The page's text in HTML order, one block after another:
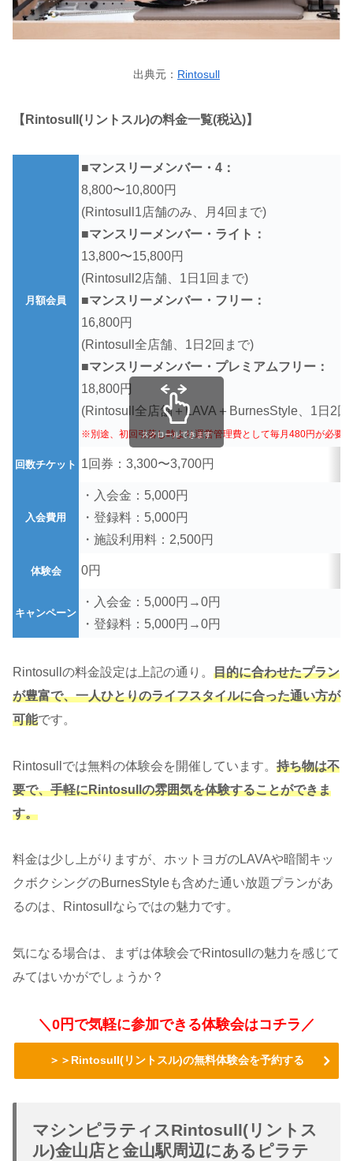
出典元： Rintosull
【Rintosull(リントスル)の料金一覧(税込)】
月額会員
■マンスリーメンバー・4：
8,800〜10,800円
(Rintosull1店舗のみ、月4回まで)
■マンスリーメンバー・ライト：
13,800〜15,800円
(Rintosull2店舗、1日1回まで)
■マンスリーメンバー・フリー：
16,800円
(Rintosull全店舗、1日2回まで)
■マンスリーメンバー・プレミアムフリー：
18,800円
(Rintosull全店舗＋LAVA＋BurnesStyle、1日2回
※別途、初回引落し時より運営管理費として毎月480円が必要
回数チケット 1回券：3,300〜3,700円
入会費用
・入会金：5,000円
・登録料：5,000円
・施設利用料：2,500円
体験会 0円
キャンペーン
・入会金：5,000円→0円
・登録料：5,000円→0円
スクロールできます
Rintosullの料金設定は上記の通り。 目的に合わせたプラン
が豊富で、一人ひとりのライフスタイルに合った通い方が
可能です。
Rintosullでは無料の体験会を開催しています。 持ち物は不
要で、手軽にRintosullの雰囲気を体験することができま
す。
料金は少し上がりますが、ホットヨガのLAVAや暗闇キッ
クボクシングのBurnesStyleも含めた通い放題プランがあ
るのは、Rintosullならではの魅力です。
気になる場合は、まずは体験会でRintosullの魅力を感じて
みてはいかがでしょうか？
＼0円で気軽に参加できる体験会はコチラ／
＞＞Rintosull(リントスル)の無料体験会を予約する
マシンピラティスRintosull(リントス
ル)金山店と金山駅周辺にあるピラテ